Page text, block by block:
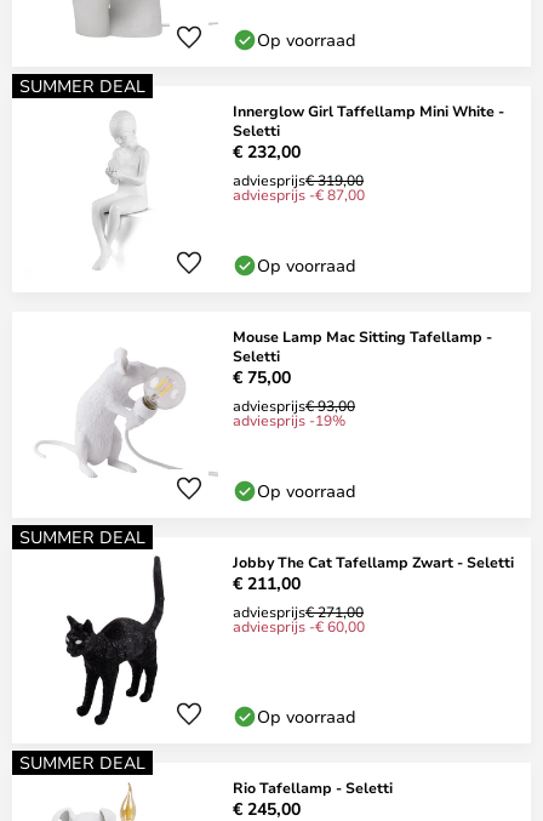
Op voorraad
SUMMER DEAL
Innerglow Girl Taffellamp Mini White -
Seletti
€ 232,00
adviesprijs€ 319,00
adviesprijs -€ 87,00
Op voorraad
Mouse Lamp Mac Sitting Tafellamp -
Seletti
€ 75,00
adviesprijs€ 93,00
adviesprijs -19%
Op voorraad
SUMMER DEAL
Jobby The Cat Tafellamp Zwart - Seletti
€ 211,00
adviesprijs€ 271,00
adviesprijs -€ 60,00
Op voorraad
SUMMER DEAL
Rio Tafellamp - Seletti
€ 245,00